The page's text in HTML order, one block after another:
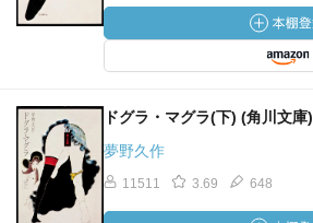
ドグラ・マグラ(下) (角川文庫)
夢野久作
11511 3.69 648